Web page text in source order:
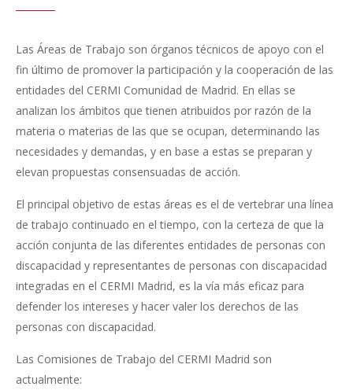
Las Áreas de Trabajo son órganos técnicos de apoyo con el
fin último de promover la participación y la cooperación de las
entidades del CERMI Comunidad de Madrid. En ellas se
analizan los ámbitos que tienen atribuidos por razón de la
materia o materias de las que se ocupan, determinando las
necesidades y demandas, y en base a estas se preparan y
elevan propuestas consensuadas de acción.
El principal objetivo de estas áreas es el de vertebrar una línea
de trabajo continuado en el tiempo, con la certeza de que la
acción conjunta de las diferentes entidades de personas con
discapacidad y representantes de personas con discapacidad
integradas en el CERMI Madrid, es la vía más eficaz para
defender los intereses y hacer valer los derechos de las
personas con discapacidad.
Las Comisiones de Trabajo del CERMI Madrid son
actualmente: